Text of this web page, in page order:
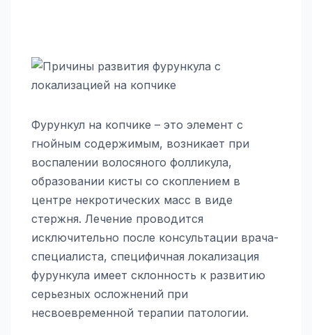
Фурункул на копчике – это элемент с
гнойным содержимым, возникает при
воспалении волосяного фолликула,
образовании кисты со скоплением в
центре некротических масс в виде
стержня. Лечение проводится
исключительно после консультации врача-
специалиста, специфичная локализация
фурункула имеет склонность к развитию
серьезных осложнений при
несвоевременной терапии патологии.